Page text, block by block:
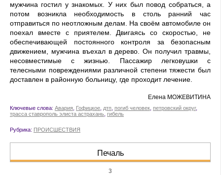
мужчина гостил у знакомых. У них был повод собраться, а
потом возникла необходимость в столь ранний час
отправиться по неотложным делам. На своём автомобиле он
поехал вместе с приятелем. Двигаясь со скоростью, не
обеспечивающей постоянного контроля за безопасным
движением, мужчина въехал в дерево. Он получил травмы,
несовместимые с жизнью. Пассажир легковушки с
телесными повреждениями различной степени тяжести был
доставлен в районную больницу, где проходит лечение.
Елена МОЖЕВИТИНА
Ключевые слова: Авария Гофицкое дтп погиб человек петровский округ,
трасса ставрополь элиста астрахань гибель
Рубрика: ПРОИСШЕСТВИЯ
Печаль
3